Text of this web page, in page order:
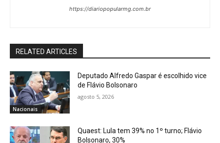
https://diariopopularmg.com.br
RELATED ARTICLES
Nacionais
Deputado Alfredo Gaspar é escolhido vice
de Flávio Bolsonaro
agosto 5, 2026
Quaest: Lula tem 39% no 1º turno; Flávio
Bolsonaro, 30%